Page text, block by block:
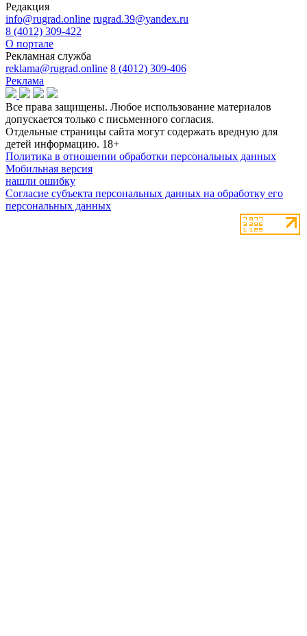
Редакция
info@rugrad.online rugrad.39@yandex.ru
8 (4012) 309-422
О портале
Рекламная служба
reklama@rugrad.online 8 (4012) 309-406
Реклама
Все права защищены. Любое использование материалов
допускается только с письменного согласия.
Отдельные страницы сайта могут содержать вредную для
детей информацию. 18+
Политика в отношении обработки персональных данных
Мобильная версия
нашли ошибку
Согласие субъекта персональных данных на обработку его
персональных данных